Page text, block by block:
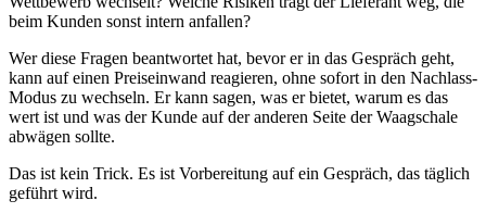
beim Kunden sonst intern anfallen?
Wer diese Fragen beantwortet hat, bevor er in das Gespräch geht,
kann auf einen Preiseinwand reagieren, ohne sofort in den Nachlass-
Modus zu wechseln. Er kann sagen, was er bietet, warum es das
wert ist und was der Kunde auf der anderen Seite der Waagschale
abwägen sollte.
Das ist kein Trick. Es ist Vorbereitung auf ein Gespräch, das täglich
geführt wird.